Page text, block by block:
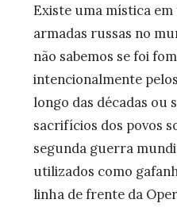
Existe uma mística
armadas russas no
não sabemos se foi
intencionalmente
longo das décadas ou
sacrifícios dos povos
segunda guerra
utilizados como
linha de frente da